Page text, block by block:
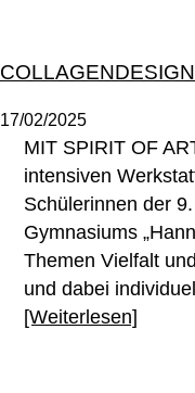
17/02/2025
MIT SPIRIT OF
intensiven
Schülerinnen der
Gymnasiums
Themen Vielfalt
und dabei
[Weiterlesen]